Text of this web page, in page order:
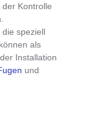
Kontrolle
speziell
als
Installation
und